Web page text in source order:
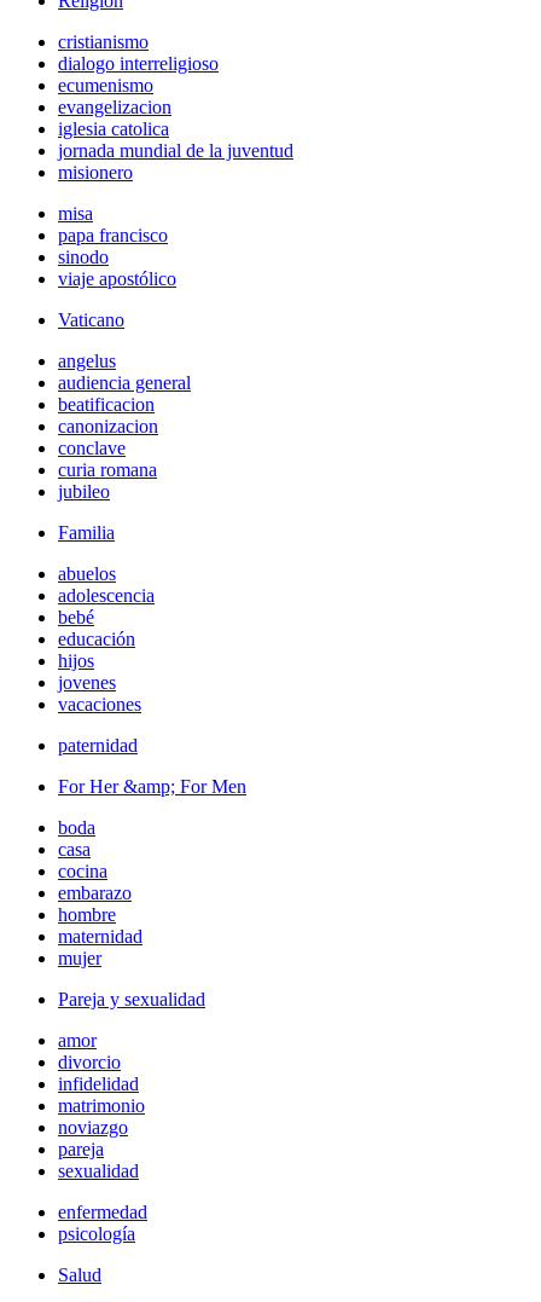
cristianismo
dialogo interreligioso
ecumenismo
evangelizacion
iglesia catolica
jornada mundial de la juventud
misionero
misa
papa francisco
sinodo
viaje apostólico
Vaticano
angelus
audiencia general
beatificacion
canonizacion
conclave
curia romana
jubileo
Familia
abuelos
adolescencia
bebé
educación
hijos
jovenes
vacaciones
paternidad
For Her &amp; For Men
boda
casa
cocina
embarazo
hombre
maternidad
mujer
Pareja y sexualidad
amor
divorcio
infidelidad
matrimonio
noviazgo
pareja
sexualidad
enfermedad
psicología
Salud